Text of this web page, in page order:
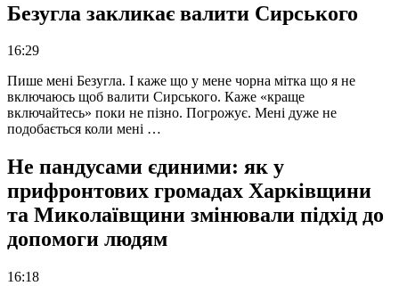
Безугла закликає валити Сирського
16:29
Пише мені Безугла. І каже що у мене чорна мітка що я не
включаюсь щоб валити Сирського. Каже «краще
включайтесь» поки не пізно. Погрожує. Мені дуже не
подобається коли мені …
Не пандусами єдиними: як у
прифронтових громадах Харківщини
та Миколаївщини змінювали підхід до
допомоги людям
16:18